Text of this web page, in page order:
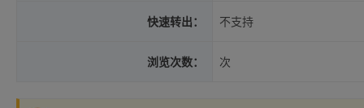
快速转出： 不支持
浏览次数： 次